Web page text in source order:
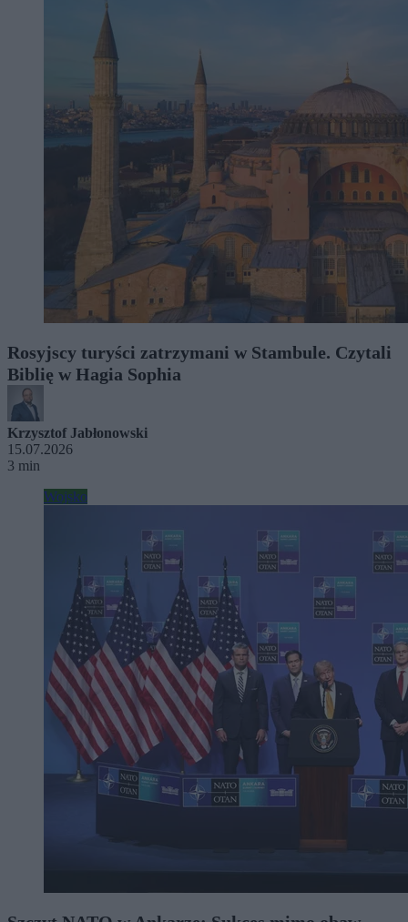
Rosyjscy turyści zatrzymani w Stambule. Czytali
Biblię w Hagia Sophia
Krzysztof Jabłonowski
15.07.2026
3 min
Wojsko